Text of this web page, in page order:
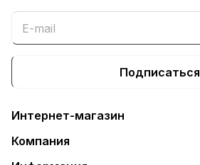
Подписаться
Интернет-магазин
Компания